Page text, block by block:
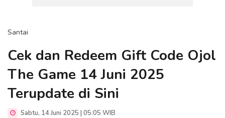
Santai
Cek dan Redeem Gift Code Ojol
The Game 14 Juni 2025
Terupdate di Sini
Sabtu, 14 Juni 2025 | 05:05 WIB